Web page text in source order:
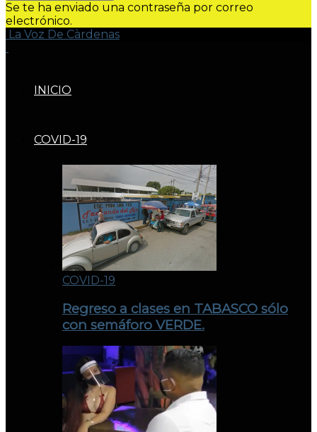
Se te ha enviado una contraseña por correo
electrónico.
La Voz De Càrdenas
INICIO
COVID-19
COVID-19
Regreso a clases en TABASCO sólo
con semáforo VERDE.